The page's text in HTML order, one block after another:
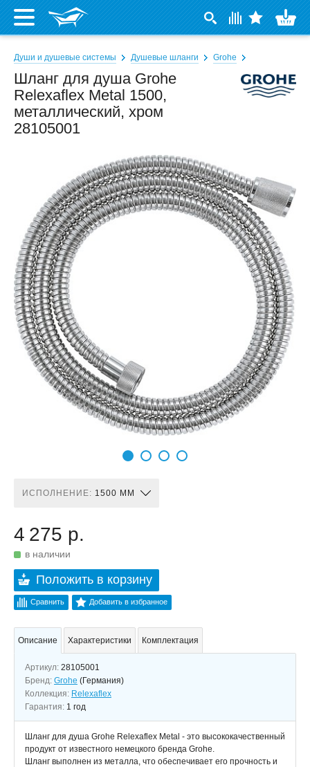
Души и душевые системы Душевые шланги Grohe
Шланг для душа Grohe
Relexaflex Metal 1500,
металлический, хром
28105001
ИСПОЛНЕНИЕ: 1500 ММ
4 275 р.
в наличии
Положить в корзину
Сравнить Добавить в избранное
Описание Характеристики Комплектация
Артикул: 28105001
Бренд: Grohe (Германия)
Коллекция: Relexaflex
Гарантия: 1 год
Шланг для душа Grohe Relexaflex Metal - это высококачественный
продукт от известного немецкого бренда Grohe.
Шланг выполнен из металла, что обеспечивает его прочность и